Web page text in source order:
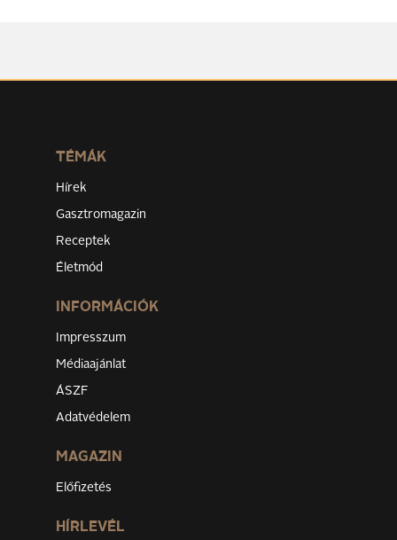
TÉMÁK
Hírek
Gasztromagazin
Receptek
Életmód
INFORMÁCIÓK
Impresszum
Médiaajánlat
ÁSZF
Adatvédelem
MAGAZIN
Előfizetés
HÍRLEVÉL